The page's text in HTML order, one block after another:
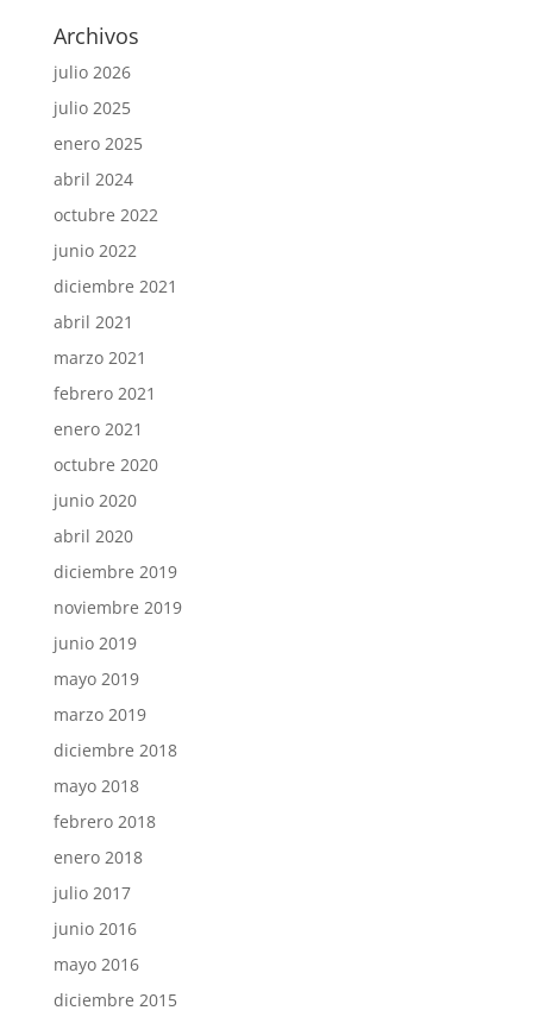
Archivos
julio 2026
julio 2025
enero 2025
abril 2024
octubre 2022
junio 2022
diciembre 2021
abril 2021
marzo 2021
febrero 2021
enero 2021
octubre 2020
junio 2020
abril 2020
diciembre 2019
noviembre 2019
junio 2019
mayo 2019
marzo 2019
diciembre 2018
mayo 2018
febrero 2018
enero 2018
julio 2017
junio 2016
mayo 2016
diciembre 2015